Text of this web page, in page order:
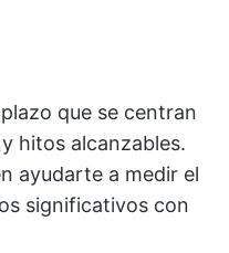
que se centran
hitos alcanzables.
ayudarte a medir el
significativos con